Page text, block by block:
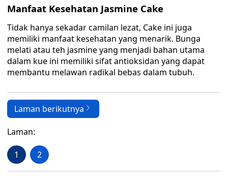
Manfaat Kesehatan Jasmine Cake
Tidak hanya sekadar camilan lezat, Cake ini juga
memiliki manfaat kesehatan yang menarik. Bunga
melati atau teh jasmine yang menjadi bahan utama
dalam kue ini memiliki sifat antioksidan yang dapat
membantu melawan radikal bebas dalam tubuh.
Laman berikutnya
Laman:
1 2